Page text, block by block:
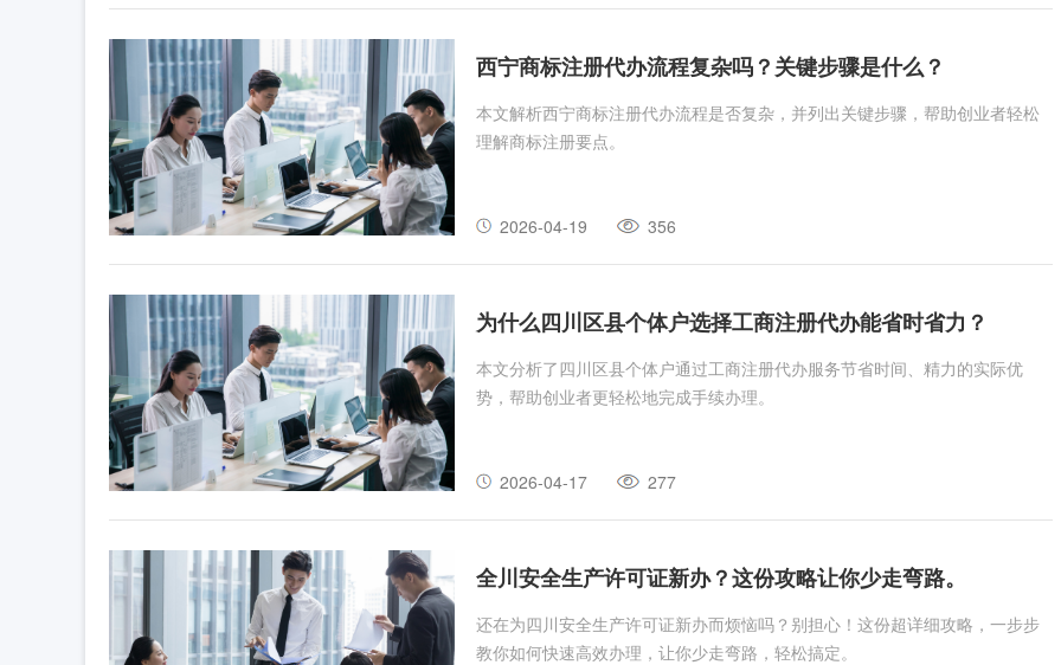
西宁商标注册代办流程复杂吗？关键步骤是什么？
本文解析西宁商标注册代办流程是否复杂，并列出关键步骤，帮助创业者轻松
理解商标注册要点。
2026-04-19 356
为什么四川区县个体户选择工商注册代办能省时省力？
本文分析了四川区县个体户通过工商注册代办服务节省时间、精力的实际优
势，帮助创业者更轻松地完成手续办理。
2026-04-17 277
全川安全生产许可证新办？这份攻略让你少走弯路。
还在为四川安全生产许可证新办而烦恼吗？别担心！这份超详细攻略，一步步
教你如何快速高效办理，让你少走弯路，轻松搞定。